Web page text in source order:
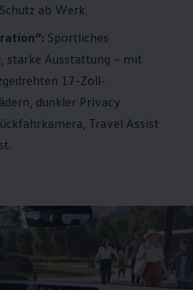
ab Werk.
Sportliches
starke Ausstattung – mit
17-Zoll-
dunkler Privacy
Travel Assist